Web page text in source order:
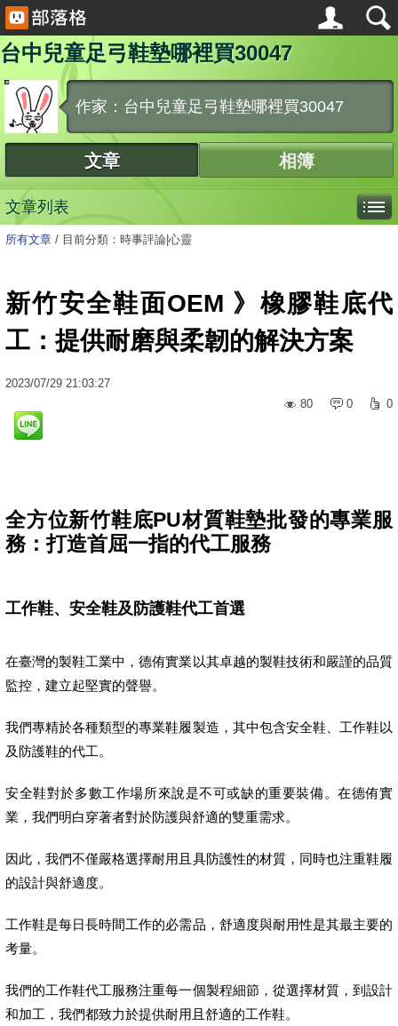
台中兒童足弓鞋墊哪裡買30047
作家：台中兒童足弓鞋墊哪裡買30047
文章 相簿
文章列表
所有文章 / 目前分類：時事評論|心靈
新竹安全鞋面OEM 》橡膠鞋底代
工：提供耐磨與柔韌的解決方案
2023/07/29 21:03:27
80
0 0
全方位新竹鞋底PU材質鞋墊批發的專業服
務：打造首屈一指的代工服務
工作鞋、安全鞋及防護鞋代工首選
在臺灣的製鞋工業中，德侑實業以其卓越的製鞋技術和嚴謹的品質
監控，建立起堅實的聲譽。
我們專精於各種類型的專業鞋履製造，其中包含安全鞋、工作鞋以
及防護鞋的代工。
安全鞋對於多數工作場所來說是不可或缺的重要裝備。在德侑實
業，我們明白穿著者對於防護與舒適的雙重需求。
因此，我們不僅嚴格選擇耐用且具防護性的材質，同時也注重鞋履
的設計與舒適度。
工作鞋是每日長時間工作的必需品，舒適度與耐用性是其最主要的
考量。
我們的工作鞋代工服務注重每一個製程細節，從選擇材質，到設計
和加工，我們都致力於提供耐用且舒適的工作鞋。